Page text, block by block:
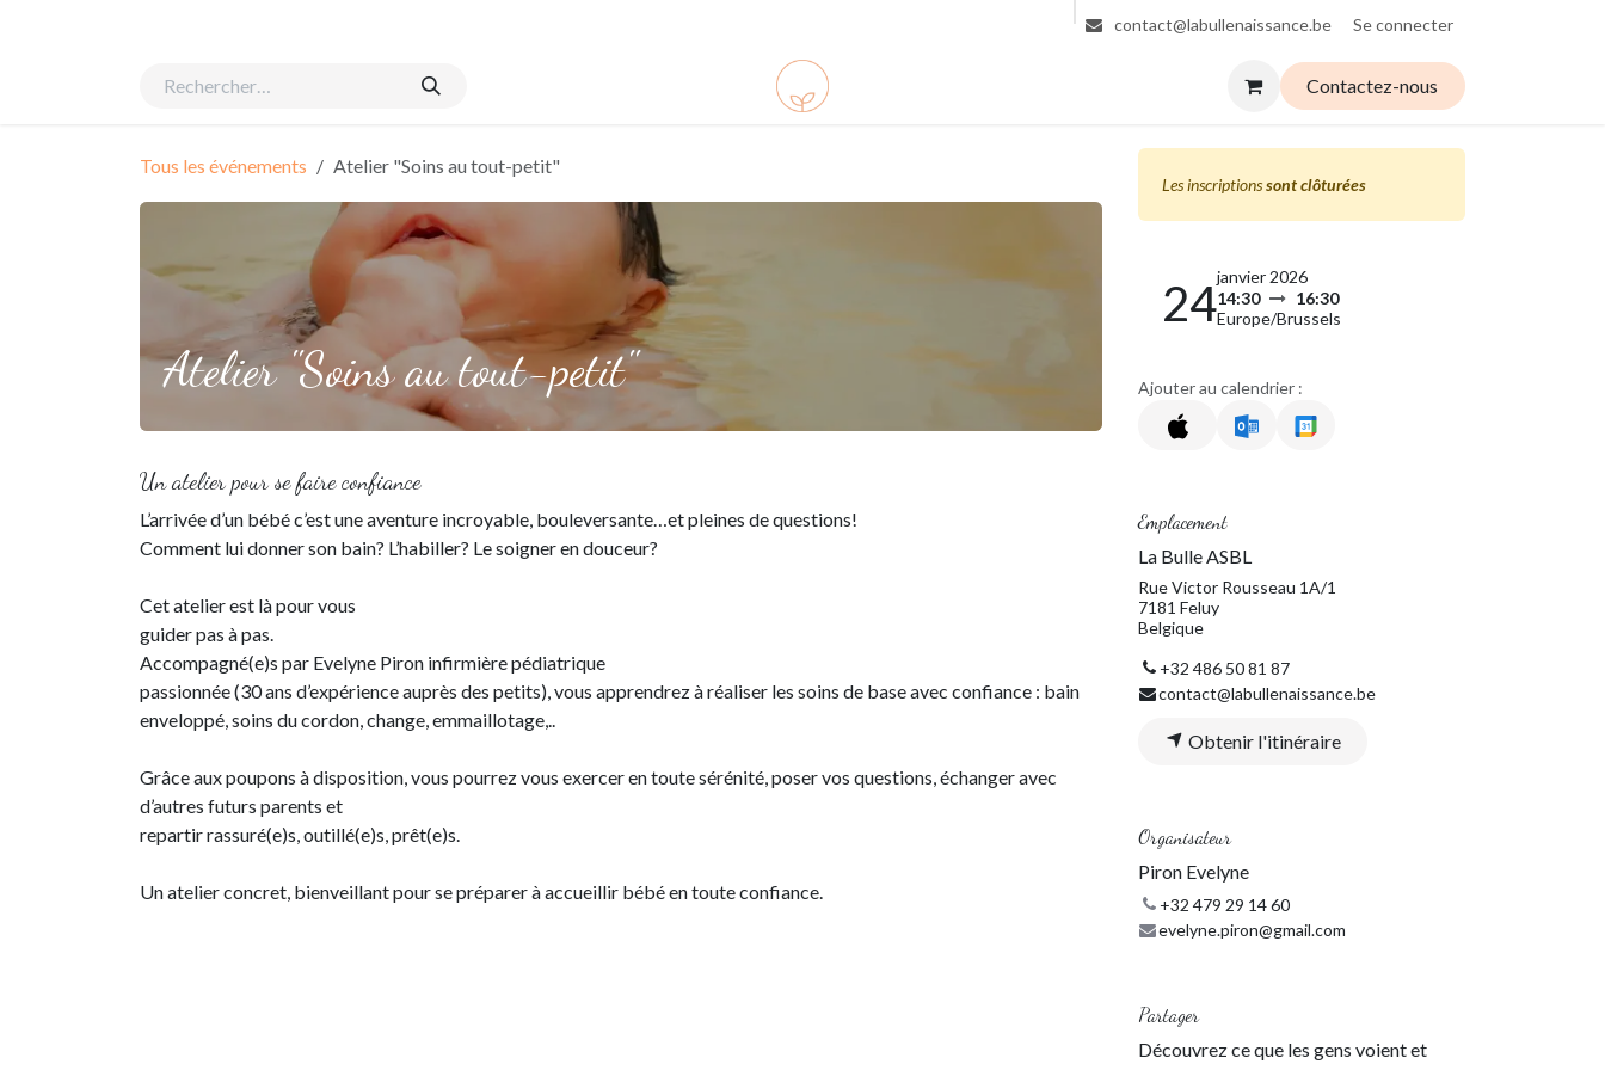
contact@labullenaissance.be Se connecter
Contactez-nous
Tous les événements Atelier "Soins au tout-petit"
Atelier "Soins au tout-petit"
Un atelier pour se faire confiance
L’arrivée d’un bébé c’est une aventure incroyable, bouleversante…et pleines de questions!
Comment lui donner son bain? L’habiller? Le soigner en douceur?
Cet atelier est là pour vous
guider pas à pas.
Accompagné(e)s par Evelyne Piron infirmière pédiatrique
passionnée (30 ans d’expérience auprès des petits), vous apprendrez à réaliser les soins de base avec confiance : bain
enveloppé, soins du cordon, change, emmaillotage,..
Grâce aux poupons à disposition, vous pourrez vous exercer en toute sérénité, poser vos questions, échanger avec
d’autres futurs parents et
repartir rassuré(e)s, outillé(e)s, prêt(e)s.
Un atelier concret, bienveillant pour se préparer à accueillir bébé en toute confiance.
Les inscriptionssont clôturées
24janvier 2026
14:30
16:30
Europe/Brussels
Ajouter au calendrier :
Emplacement
La Bulle ASBL
Rue Victor Rousseau 1A/1
7181 Feluy
Belgique
+32 486 50 81 87
contact@labullenaissance.be
Obtenir l'itinéraire
Organisateur
Piron Evelyne
+32 479 29 14 60
evelyne.piron@gmail.com
Partager
Découvrez ce que les gens voient et